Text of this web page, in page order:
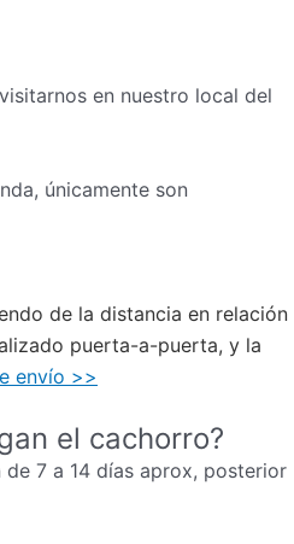
en nuestro local del
únicamente son
de la distancia en relación
puerta-a-puerta, y la
envío >>
el cachorro?
de 7 a 14 días aprox, posterior